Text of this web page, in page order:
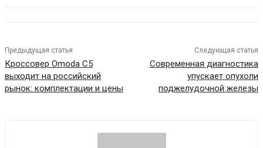
Предыдущая статья
Кроссовер Omoda C5
выходит на российский
рынок: комплектации и цены
Следующая статья
Современная диагностика
упускает опухоли
поджелудочной железы